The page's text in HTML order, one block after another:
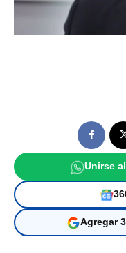
Unirse
Agregar